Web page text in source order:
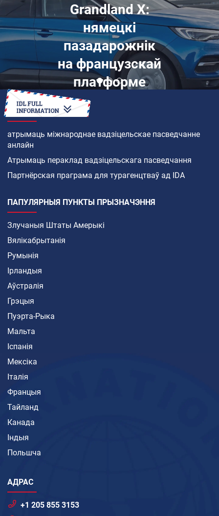
Grandland X:
нямецкі
пазадарожнік
на французскай
платформе
ЯК
атрымаць міжнароднае вадзіцельскае пасведчанне
анлайн
Атрымаць пераклад вадзіцельскага пасведчання
Партнёрская праграма для турагенцтваў ад IDA
ПАПУЛЯРНЫЯ ПУНКТЫ ПРЫЗНАЧЭННЯ
Злучаныя Штаты Амерыкі
Вялікабрытанія
Румынія
Ірландыя
Аўстралія
Грэцыя
Пуэрта-Рыка
Мальта
Іспанія
Мексіка
Італія
Францыя
Тайланд
Канада
Індыя
Польшча
АДРАС
+1 205 855 3153